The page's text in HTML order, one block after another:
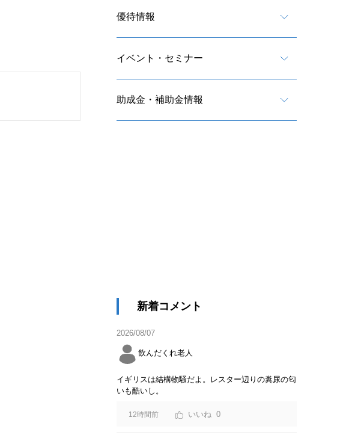
優待情報
イベント・セミナー
助成金・補助金情報
新着コメント
2026/08/07
飲んだくれ老人
イギリスは結構物騒だよ。レスター辺りの糞尿の匂
いも酷いし。
12時間前 0